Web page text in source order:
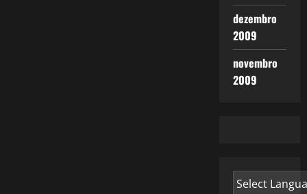
dezembro
2009
novembro
2009